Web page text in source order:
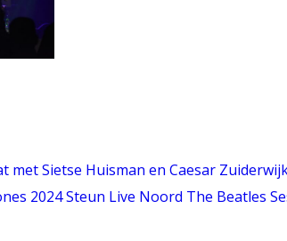
met Sietse Huisman en Caesar
2024Steun Live Noord The Beatles